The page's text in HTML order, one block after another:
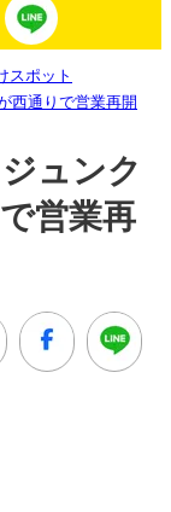
スポット
西通りで営業再開
ュンク
営業再